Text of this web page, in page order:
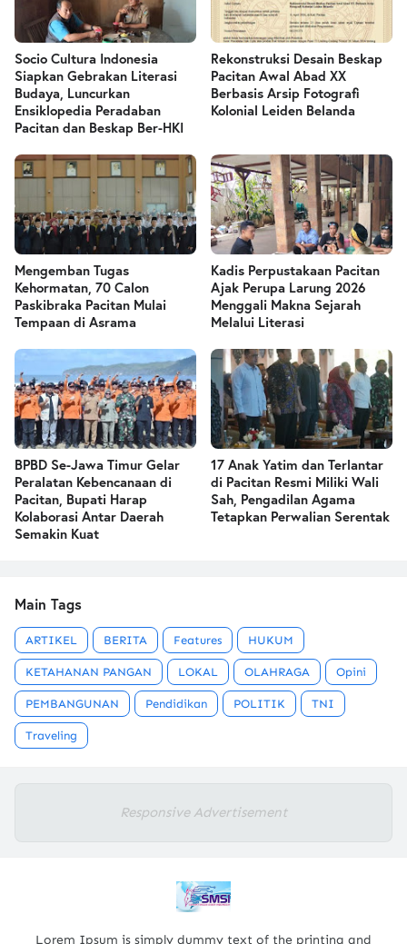
Socio Cultura Indonesia
Siapkan Gebrakan Literasi
Budaya, Luncurkan
Ensiklopedia Peradaban
Pacitan dan Beskap Ber-HKI
Rekonstruksi Desain Beskap
Pacitan Awal Abad XX
Berbasis Arsip Fotografi
Kolonial Leiden Belanda
Mengemban Tugas
Kehormatan, 70 Calon
Paskibraka Pacitan Mulai
Tempaan di Asrama
Kadis Perpustakaan Pacitan
Ajak Perupa Larung 2026
Menggali Makna Sejarah
Melalui Literasi
BPBD Se-Jawa Timur Gelar
Peralatan Kebencanaan di
Pacitan, Bupati Harap
Kolaborasi Antar Daerah
Semakin Kuat
17 Anak Yatim dan Terlantar
di Pacitan Resmi Miliki Wali
Sah, Pengadilan Agama
Tetapkan Perwalian Serentak
Main Tags
ARTIKEL BERITA Features HUKUM
KETAHANAN PANGAN LOKAL OLAHRAGA Opini
PEMBANGUNAN Pendidikan POLITIK TNI
Traveling
Responsive Advertisement
Lorem Ipsum is simply dummy text of the printing and